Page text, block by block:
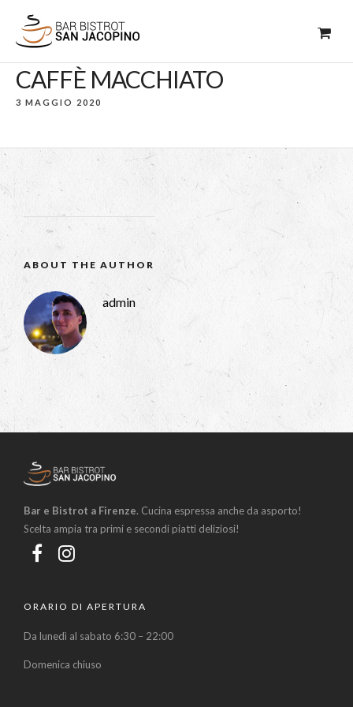
CAFFÈ MACCHIATO
3 MAGGIO 2020
ABOUT THE AUTHOR
admin
Bar e Bistrot a Firenze. Cucina espressa anche da asporto!
Scelta ampia tra primi e secondi piatti deliziosi!
ORARIO DI APERTURA
Da lunedì al sabato 6:30 – 22:00
Domenica chiuso